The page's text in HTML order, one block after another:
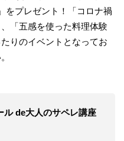
をプレゼント！「コロナ禍
「五感を使った料理体験
りのイベントとなってお
ル de大人のサペレ講座